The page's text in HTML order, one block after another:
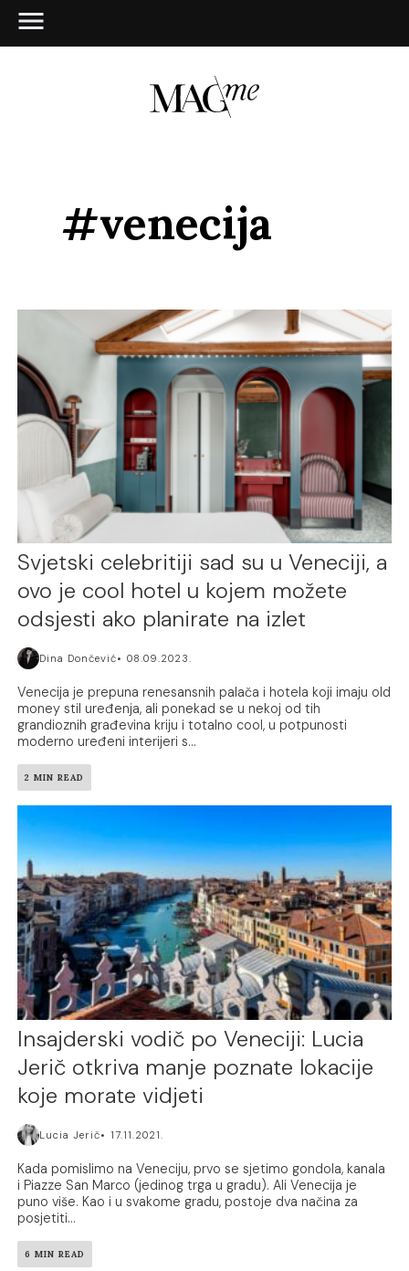
#venecija
Svjetski celebritiji sad su u Veneciji, a
ovo je cool hotel u kojem možete
odsjesti ako planirate na izlet
Dina Dončević 08.09.2023.
Venecija je prepuna renesansnih palača i hotela koji imaju old
money stil uređenja, ali ponekad se u nekoj od tih
grandioznih građevina kriju i totalno cool, u potpunosti
moderno uređeni interijeri s...
2 MIN READ
Insajderski vodič po Veneciji: Lucia
Jerič otkriva manje poznate lokacije
koje morate vidjeti
Lucia Jerič 17.11.2021.
Kada pomislimo na Veneciju, prvo se sjetimo gondola, kanala
i Piazze San Marco (jedinog trga u gradu). Ali Venecija je
puno više. Kao i u svakome gradu, postoje dva načina za
posjetiti...
6 MIN READ